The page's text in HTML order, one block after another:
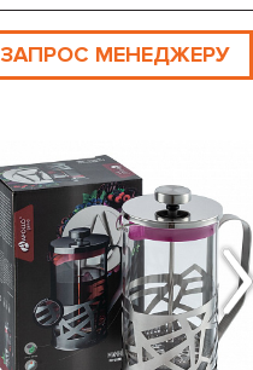
ЗАПРОС МЕНЕДЖЕРУ